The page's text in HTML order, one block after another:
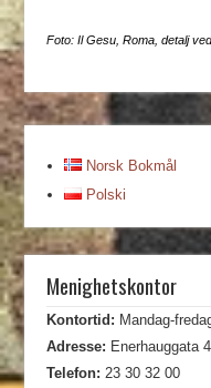
Foto: Il Gesu, Roma, detalj
Norsk Bokmål
Polski
Menighetskontor
Kontortid: Mandag-
Adresse: Enerhauggata
Telefon: 23 30 32 00